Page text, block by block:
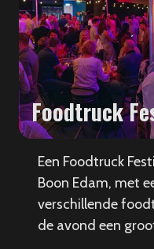
Foodtruck
Een Foodtruck
Boon Edam, met
verschillende
de avond een